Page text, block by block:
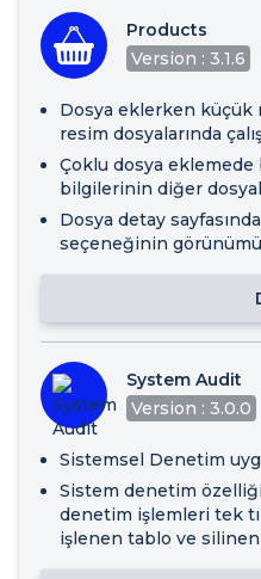
Products
Version : 3.1.6
Dosya eklerken küçük
resim dosyalarında
Çoklu dosya
bilgilerinin diğer
Dosya detay
seçeneğinin
System Audit
Version : 3.0.0
Sistemsel Denetim
Sistem denetim
denetim işlemleri tek
işlenen tablo ve silinen